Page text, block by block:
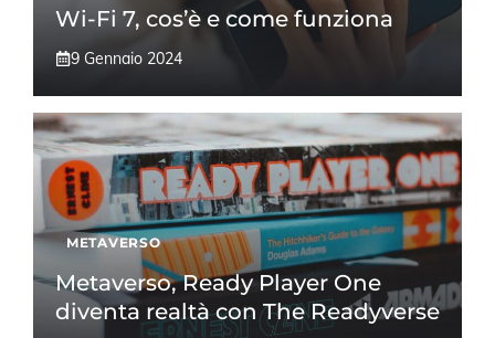
Wi-Fi 7, cos’è e come funziona
9 Gennaio 2024
METAVERSO
Metaverso, Ready Player One
diventa realtà con The Readyverse